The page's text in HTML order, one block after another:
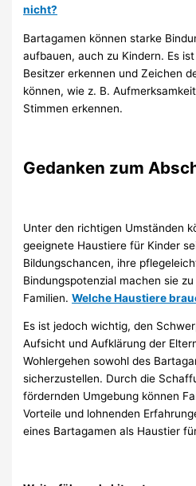
nicht?
Bartagamen können starke
aufbauen, auch zu Kindern. Es
Besitzer erkennen und Zeichen
können, wie z. B.
Stimmen erkennen.
Gedanken zum
Unter den richtigen Umständen
geeignete Haustiere für Kinder
Bildungschancen, ihre
Bindungspotenzial machen sie
Familien.Welche Haustiere
Es ist jedoch wichtig, den
Aufsicht und Aufklärung der
Wohlergehen sowohl des
sicherzustellen. Durch die
fördernden Umgebung können
Vorteile und lohnenden
eines Bartagamen als Haustier